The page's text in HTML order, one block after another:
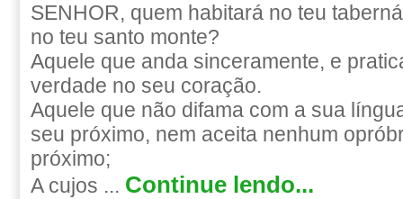
SENHOR, quem habitará no teu
no teu santo monte?
Aquele que anda sinceramente, e
verdade no seu coração.
Aquele que não difama com a sua
seu próximo, nem aceita nenhum
próximo;
A cujos ... Continue lendo...